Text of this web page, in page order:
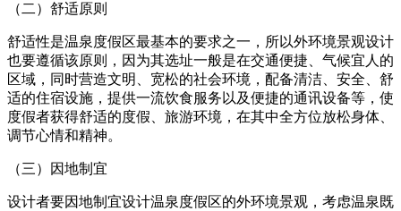
（二）舒适原则
舒适性是温泉度假区最基本的要求之一，所以外环境景观设计
也要遵循该原则，因为其选址一般是在交通便捷、气候宜人的
区域，同时营造文明、宽松的社会环境，配备清洁、安全、舒
适的住宿设施，提供一流饮食服务以及便捷的通讯设备等，使
度假者获得舒适的度假、旅游环境，在其中全方位放松身体、
调节心情和精神。
（三）因地制宜
设计者要因地制宜设计温泉度假区的外环境景观，考虑温泉既